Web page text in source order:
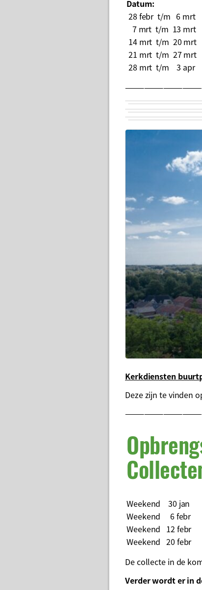
Datum:
28 febr t/m 6 mrt
7 mrt t/m 13 mrt
14 mrt t/m 20 mrt
21 mrt t/m 27 mrt
28 mrt t/m 3 apr
Kerkdiensten
Deze zijn te vinden
Weekend 30 jan
Weekend 6 febr
Weekend 12 febr
Weekend 20 febr
De collecte in de
Verder wordt er in